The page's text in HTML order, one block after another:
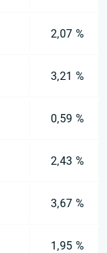
2,07 %
3,21 %
0,59 %
2,43 %
3,67 %
1,95 %